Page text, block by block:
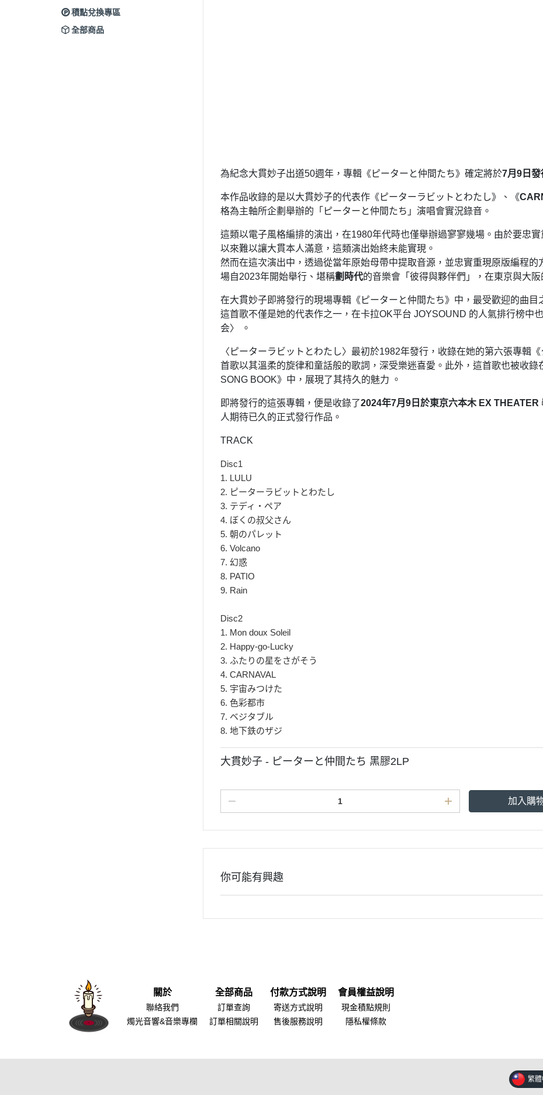
積點兌換專區
全部商品
為紀念大貫妙子出道50週年，專輯《ピーターと仲間たち》確定將於7月9日發
本作品收錄的是以大貫妙子的代表作《ピーターラビットとわたし》、《
格為主軸所企劃舉辦的「ピーターと仲間たち」演唱會實況錄音。
這類以電子風格編排的演出，在1980年代時也僅舉辦過寥寥幾場。由於要忠
以來難以讓大貫本人滿意，這類演出始終未能實現。
然而在這次演出中，透過從當年原始母帶中提取音源，並忠實重現原版編程
場自2023年開始舉行、堪稱劃時代的音樂會「彼得與夥伴們」，在東京與大
在大貫妙子即將發行的現場專輯《ピーターと仲間たち》中，​最受歡迎的曲目
這首歌不僅是她的代表作之一，​在卡拉OK平台 JOYSOUND 的人氣排行榜中
会〉 。​
〈ピーターラビットとわたし〉最初於1982年發行，收錄在她的第六張專輯
首歌以其溫柔的旋律和童話般的歌詞，深受樂迷喜愛。​此外，這首歌也被收
SONG BOOK》中，展現了其持久的魅力 。​
即將發行的這張專輯，便是收錄了2024年7月9日於東京六本木 EX THEATER
人期待已久的正式發行作品。
TRACK
Disc1
1. LULU
2. ピーターラビットとわたし
3. テディ・ペア
4. ぼくの叔父さん
5. 朝のパレット
6. Volcano
7. 幻惑
8. PATIO
9. Rain
Disc2
1. Mon doux Soleil
2. Happy-go-Lucky
3. ふたりの星をさがそう
4. CARNAVAL
5. 宇宙みつけた
6. 色彩都市
7. ベジタブル
8. 地下鉄のザジ
大貫妙子 - ピーターと仲間たち 黑膠2LP
加入購
你可能有興趣
關於
聯絡我們
燭光音響&音樂專欄
全部商品
訂單查詢
訂單相關說明
付款方式說明
寄送方式說明
售後服務說明
會員權益說明
現金積點規則
隱私權條款
繁